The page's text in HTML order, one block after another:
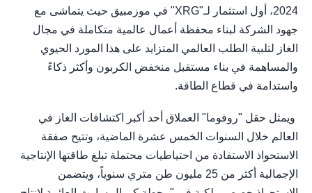
2024، أول استثمار لـ"XRG" في موزمبيق حيث يتماشى مع
جهود الشركة لبناء محفظة أعمال عالمية متكاملة في مجال
الغاز لتلبية الطلب العالمي المتزايد على هذا المورد الحيوي
والمساهمة في بناء مستقبل منخفض الكربون وأكثر ذكاءً
واستدامة في قطاع الطاقة.
ويمثل حقل "روفوما" العملاق أحد أكبر اكتشافات الغاز في
العالم خلال السنوات الخمس عشرة الماضية، وتتيح صفقة
الاستحواذ الاستفادة من احتياطيات محتملة تبلغ طاقتها الإنتاجية
الإجمالية أكثر من 25 مليون طن متري سنوياً، ويتضمن